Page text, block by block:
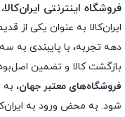
فروشگاه اینترنتی
ایران‌کالا به عنوان یکی از
بازگشت کالا و تضمین
فروشگاه‌های معتبر جهان، به
شود. به محض ورود به